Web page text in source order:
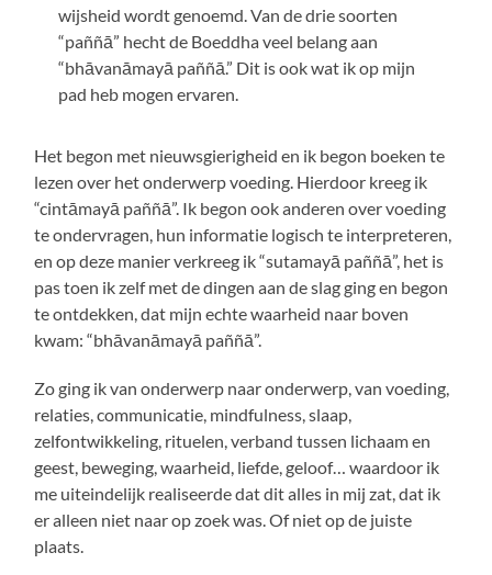
wijsheid wordt genoemd. Van de drie soorten
“paññā” hecht de Boeddha veel belang aan
“bhāvanāmayā paññā.” Dit is ook wat ik op mijn
pad heb mogen ervaren.
Het begon met nieuwsgierigheid en ik begon boeken te
lezen over het onderwerp voeding. Hierdoor kreeg ik
“cintāmayā paññā”. Ik begon ook anderen over voeding
te ondervragen, hun informatie logisch te interpreteren,
en op deze manier verkreeg ik “sutamayā paññā”, het is
pas toen ik zelf met de dingen aan de slag ging en begon
te ontdekken, dat mijn echte waarheid naar boven
kwam: “bhāvanāmayā paññā”.
Zo ging ik van onderwerp naar onderwerp, van voeding,
relaties, communicatie, mindfulness, slaap,
zelfontwikkeling, rituelen, verband tussen lichaam en
geest, beweging, waarheid, liefde, geloof… waardoor ik
me uiteindelijk realiseerde dat dit alles in mij zat, dat ik
er alleen niet naar op zoek was. Of niet op de juiste
plaats.